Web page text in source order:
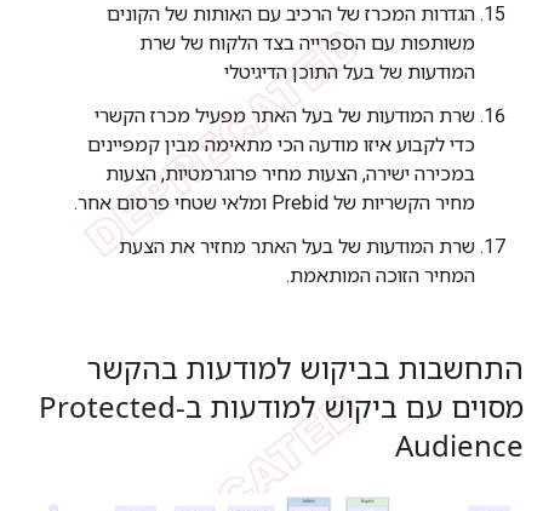
הגדרות המכרז של הרכיב עם האותות של הקונים
משותפות עם הספרייה בצד הלקוח של שרת
המודעות של בעל התוכן הדיגיטלי
שרת המודעות של בעל האתר מפעיל מכרז הקשרי
כדי לקבוע איזו מודעה הכי מתאימה מבין קמפיינים
במכירה ישירה, הצעות מחיר פרוגרמטיות, הצעות
מחיר הקשריות של Prebid ומלאי שטחי פרסום אחר.
שרת המודעות של בעל האתר מחזיר את הצעת
המחיר הזוכה המותאמת.
התחשבות בביקוש למודעות בהקשר
מסוים עם ביקוש למודעות ב-Protected
Audience